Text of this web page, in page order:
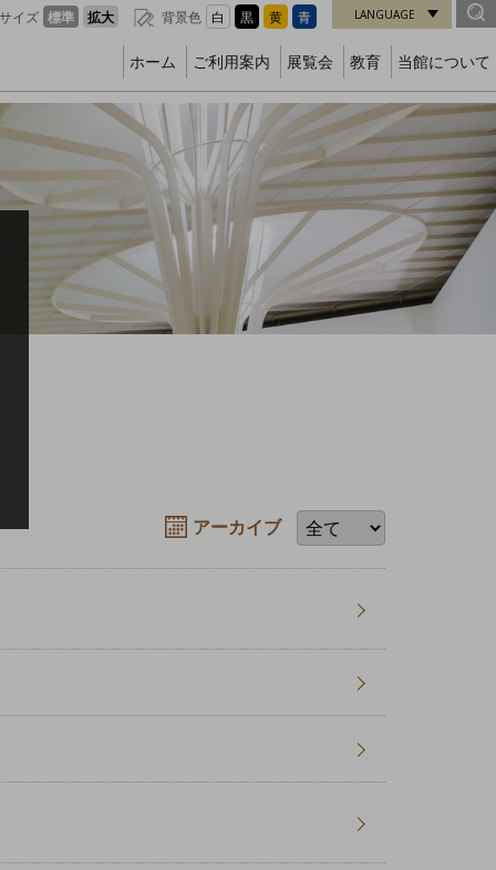
イズ 標準 拡大 背景色 白 黒 黄 青 LANGUAGE
ホーム ご利用案内 展覧会 教育 当館について
アーカイブ